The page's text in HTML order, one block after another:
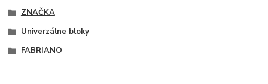
ZNAČKA
Univerzálne bloky
FABRIANO